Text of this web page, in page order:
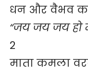
धन और वैभव का
“जय जय जय हो
2
माता कमला